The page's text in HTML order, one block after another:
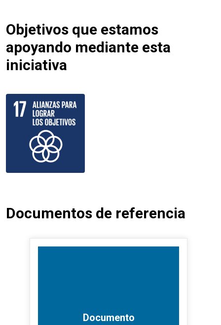
Objetivos que estamos
apoyando mediante esta
iniciativa
Documentos de referencia
Documento